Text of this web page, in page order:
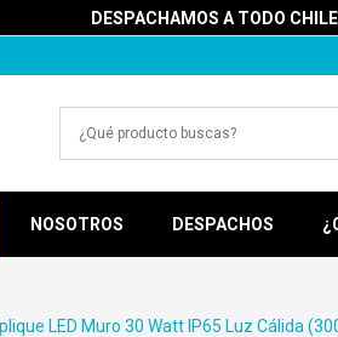
DESPACHAMOS A TODO
NOSOTROS DESPACHOS
LED Muro 30 Watt IP65 Luz Cálida